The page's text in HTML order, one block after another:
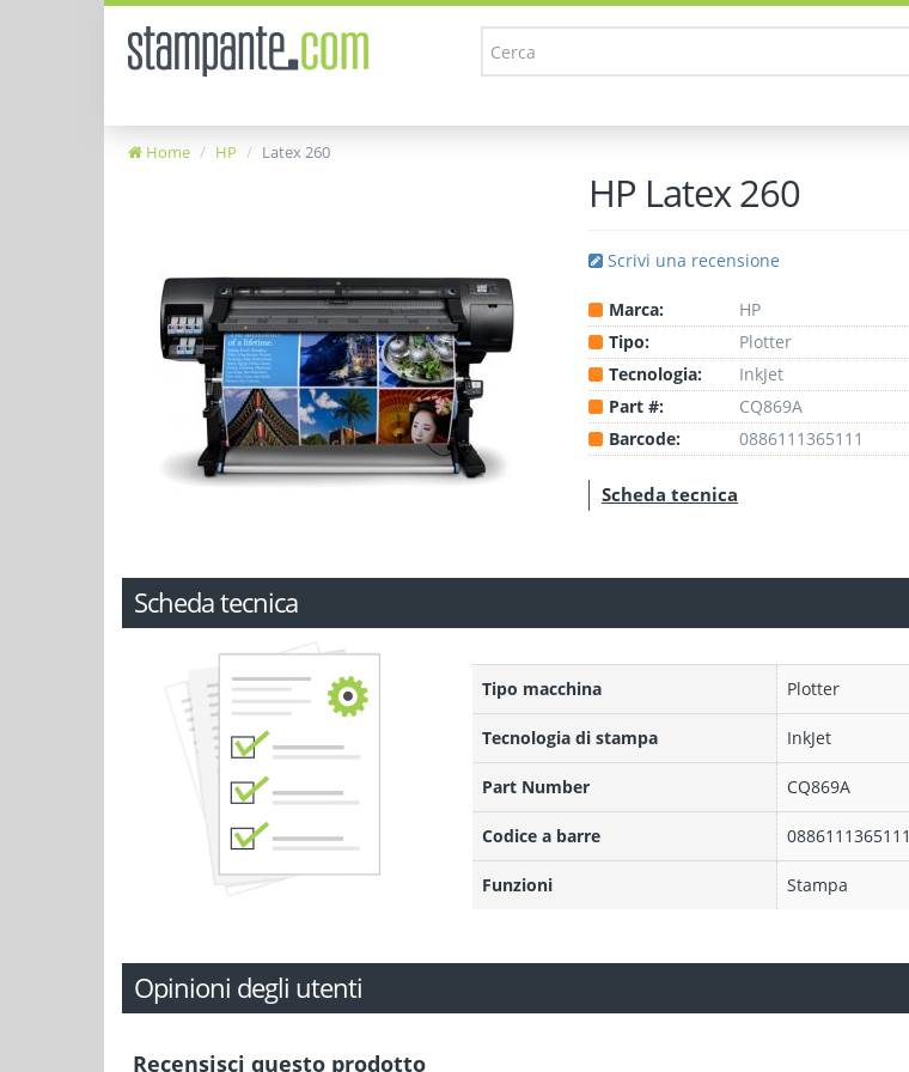
Home HP Latex 260
HP Latex 260
Scrivi una recensione
Marca:
HP
Tipo:
Plotter
Tecnologia:
InkJet
Part #:
CQ869A
Barcode:
0886111365111
Scheda tecnica
Scheda tecnica
Tipo macchina Plotter
Tecnologia di stampa InkJet
Part Number CQ869A
Codice a barre 0886111365111
Funzioni Stampa
Opinioni degli utenti
Recensisci questo prodotto